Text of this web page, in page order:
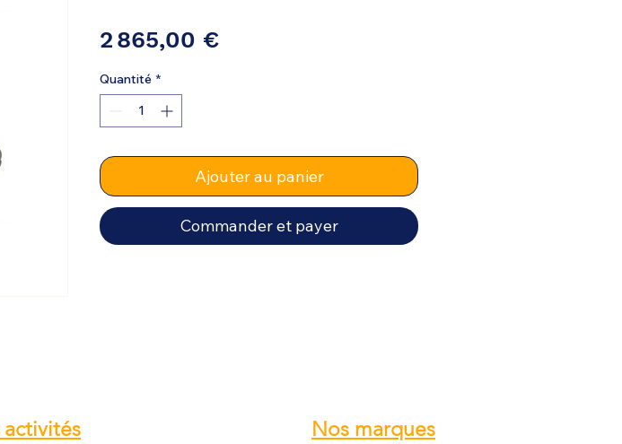
2 865,00 €Prix
Quantité *
Ajouter au panier
Commander et payer
activités Nos marques